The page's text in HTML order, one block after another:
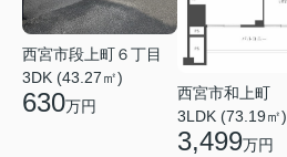
西宮市段上町６丁目
3DK (43.27㎡)
630万円
西宮市和上町
3LDK (73.19㎡)
3,499万円